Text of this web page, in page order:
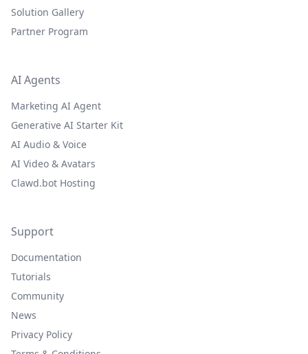
Solution Gallery
Partner Program
AI Agents
Marketing AI Agent
Generative AI Starter Kit
AI Audio & Voice
AI Video & Avatars
Clawd.bot Hosting
Support
Documentation
Tutorials
Community
News
Privacy Policy